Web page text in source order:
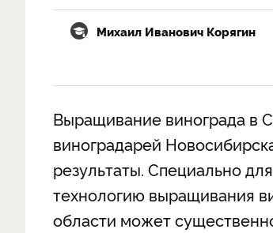
Михаил Иванович Корягин
Выращивание винограда в
виноградарей
результаты. Специально
технологию выращивания
области может